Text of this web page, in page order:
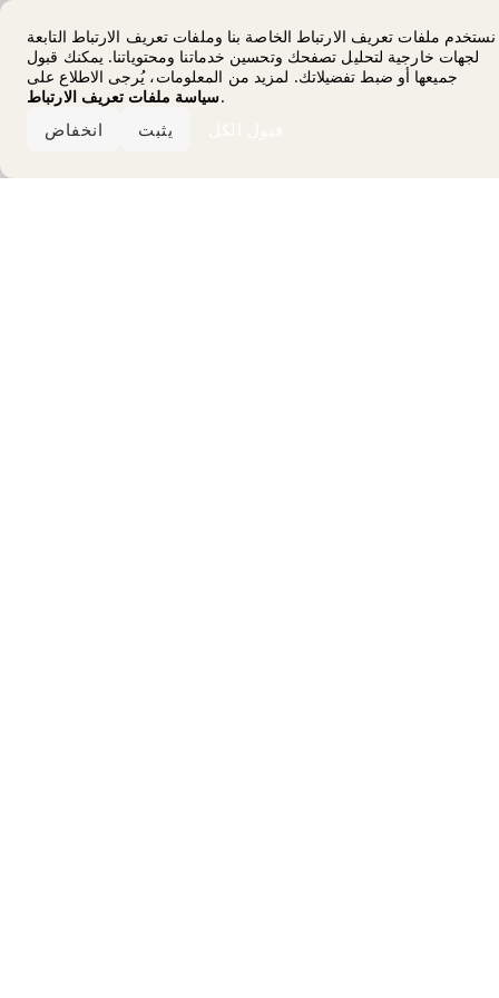
نستخدم ملفات تعريف الارتباط الخاصة بنا وملفات تعريف الارتباط التابعة
لجهات خارجية لتحليل تصفحك وتحسين خدماتنا ومحتوياتنا. يمكنك قبول
جميعها أو ضبط تفضيلاتك. لمزيد من المعلومات، يُرجى الاطلاع على
سياسة ملفات تعريف الارتباط.
انخفاض يثبت
Error loading the brand